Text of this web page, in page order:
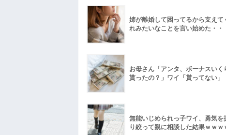
【衝撃】報酬100万円超の治験募集がこち
【ネット騒然】惨殺されたタワマン頂き女
ｗｗｗｗｗｗｗｗｗｗ
【愕然】白のクラウン俺氏、高速道路左車
wwwwwwwwwwww
【悲報】佐藤輝明・・・２軍でも盛大にや
姉が離婚して困ってるから支えて
れみたいなことを言い始めた・・
お母さん「アンタ、ボーナスいく
貰ったの？」ワイ「貰ってない」
無能いじめられっ子ワイ、勇気を
り絞って親に相談した結果ｗｗｗ